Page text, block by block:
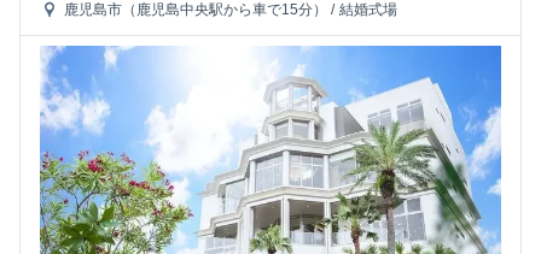
鹿児島市（鹿児島中央駅から車で15分） / 結婚式場